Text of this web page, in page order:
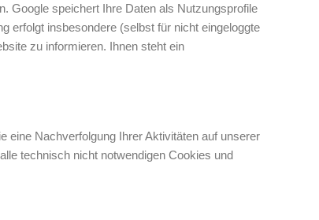
Google speichert Ihre Daten als Nutzungsprofile
erfolgt insbesondere (selbst für nicht eingeloggte
zu informieren. Ihnen steht ein
eine Nachverfolgung Ihrer Aktivitäten auf unserer
technisch nicht notwendigen Cookies und